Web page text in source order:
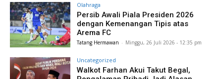
Olahraga
Persib Awali Piala Presiden 2026
dengan Kemenangan Tipis atas
Arema FC
Tatang Hermawan - Minggu, 26 Juli 2026 - 12:35 pm
Uncategorized
Walkot Farhan Akui Takut Begal,